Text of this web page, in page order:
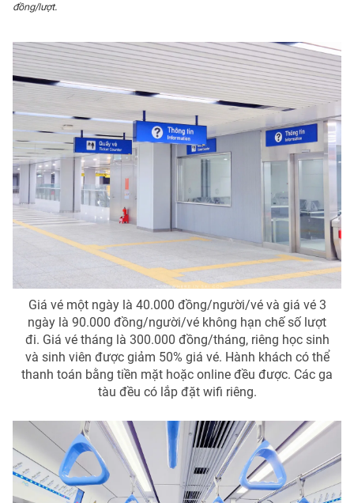
® Cấm sao chép dưới mọi hình thức nếu không có sự chấp
thuận bằng văn bản. Ghi rõ nguồn VTV.vn khi phát hành lại
thông tin từ website này.
đồng/lượt.
Giá vé một ngày là 40.000 đồng/người/vé và giá vé 3
ngày là 90.000 đồng/người/vé không hạn chế số lượt
đi. Giá vé tháng là 300.000 đồng/tháng, riêng học sinh
và sinh viên được giảm 50% giá vé. Hành khách có thể
thanh toán bằng tiền mặt hoặc online đều được. Các ga
tàu đều có lắp đặt wifi riêng.